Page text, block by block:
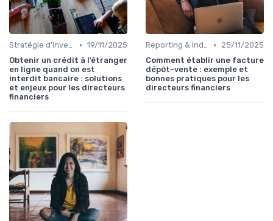
Stratégie d'investissement • 19/11/2025
Obtenir un crédit à l’étranger
en ligne quand on est
interdit bancaire : solutions
et enjeux pour les directeurs
financiers
Reporting & Indicateurs •
25/11/2025
Comment établir une facture
dépôt-vente : exemple et
bonnes pratiques pour les
directeurs financiers